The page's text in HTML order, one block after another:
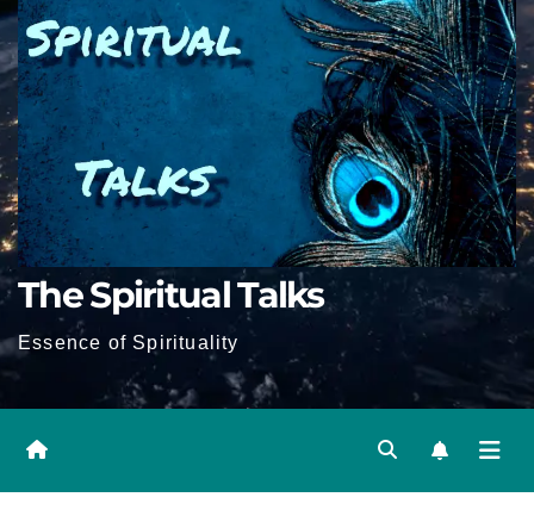
The Spiritual Talks
Essence of Spirituality